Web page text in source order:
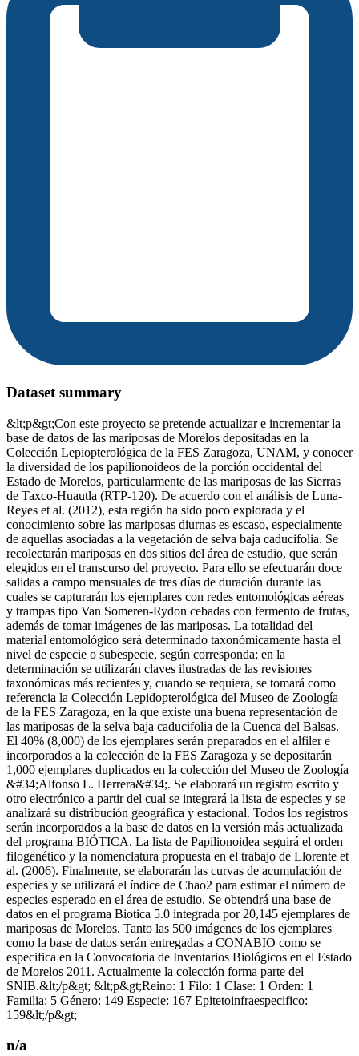
Dataset summary
&lt;p&gt;Con este proyecto se pretende actualizar e incrementar la
base de datos de las mariposas de Morelos depositadas en la
Colección Lepiopterológica de la FES Zaragoza, UNAM, y conocer
la diversidad de los papilionoideos de la porción occidental del
Estado de Morelos, particularmente de las mariposas de las Sierras
de Taxco-Huautla (RTP-120). De acuerdo con el análisis de Luna-
Reyes et al. (2012), esta región ha sido poco explorada y el
conocimiento sobre las mariposas diurnas es escaso, especialmente
de aquellas asociadas a la vegetación de selva baja caducifolia. Se
recolectarán mariposas en dos sitios del área de estudio, que serán
elegidos en el transcurso del proyecto. Para ello se efectuarán doce
salidas a campo mensuales de tres días de duración durante las
cuales se capturarán los ejemplares con redes entomológicas aéreas
y trampas tipo Van Someren-Rydon cebadas con fermento de frutas,
además de tomar imágenes de las mariposas. La totalidad del
material entomológico será determinado taxonómicamente hasta el
nivel de especie o subespecie, según corresponda; en la
determinación se utilizarán claves ilustradas de las revisiones
taxonómicas más recientes y, cuando se requiera, se tomará como
referencia la Colección Lepidopterológica del Museo de Zoología
de la FES Zaragoza, en la que existe una buena representación de
las mariposas de la selva baja caducifolia de la Cuenca del Balsas.
El 40% (8,000) de los ejemplares serán preparados en el alfiler e
incorporados a la colección de la FES Zaragoza y se depositarán
1,000 ejemplares duplicados en la colección del Museo de Zoología
&#34;Alfonso L. Herrera&#34;. Se elaborará un registro escrito y
otro electrónico a partir del cual se integrará la lista de especies y se
analizará su distribución geográfica y estacional. Todos los registros
serán incorporados a la base de datos en la versión más actualizada
del programa BIÓTICA. La lista de Papilionoidea seguirá el orden
filogenético y la nomenclatura propuesta en el trabajo de Llorente et
al. (2006). Finalmente, se elaborarán las curvas de acumulación de
especies y se utilizará el índice de Chao2 para estimar el número de
especies esperado en el área de estudio. Se obtendrá una base de
datos en el programa Biotica 5.0 integrada por 20,145 ejemplares de
mariposas de Morelos. Tanto las 500 imágenes de los ejemplares
como la base de datos serán entregadas a CONABIO como se
especifica en la Convocatoria de Inventarios Biológicos en el Estado
de Morelos 2011. Actualmente la colección forma parte del
SNIB.&lt;/p&gt; &lt;p&gt;Reino: 1 Filo: 1 Clase: 1 Orden: 1
Familia: 5 Género: 149 Especie: 167 Epitetoinfraespecifico:
159&lt;/p&gt;
n/a